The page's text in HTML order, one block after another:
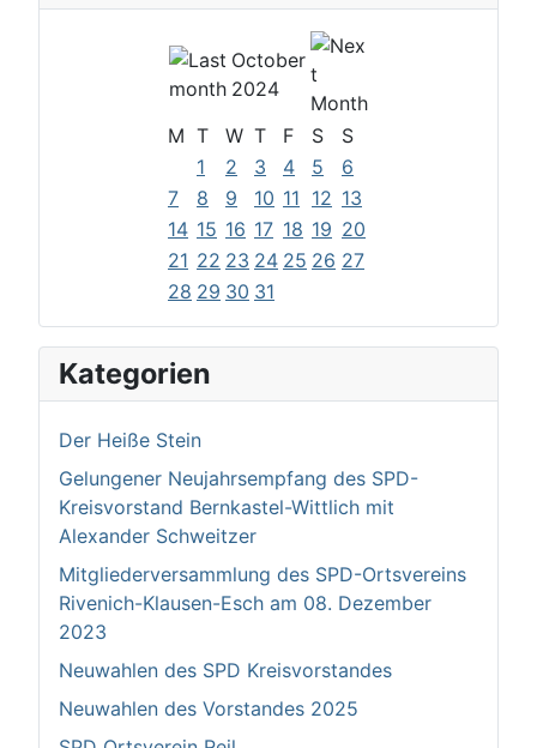
October
2024
M T W T F S
S
1
2 3 4 5
6
7
8 9 10 11 12 13
14 15 16 17 18 19 20
21 22 23 24 25 26 27
28 29 30 31
Kategorien
Der Heiße Stein
Gelungener Neujahrsempfang des SPD-
Kreisvorstand Bernkastel-Wittlich mit
Alexander Schweitzer
Mitgliederversammlung des SPD-Ortsvereins
Rivenich-Klausen-Esch am 08. Dezember
2023
Neuwahlen des SPD Kreisvorstandes
Neuwahlen des Vorstandes 2025